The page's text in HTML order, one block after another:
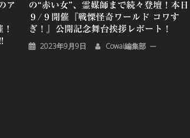
ア
の“赤い女”、霊媒師まで続々登壇！本日
９/９開催『戦慄怪奇ワールド コワす
ぎ！』公開記念舞台挨拶レポート！
2023年9月9日 Cowai編集部